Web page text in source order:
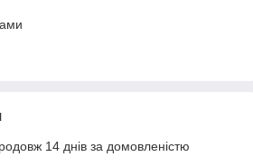
14 днів за домовленістю